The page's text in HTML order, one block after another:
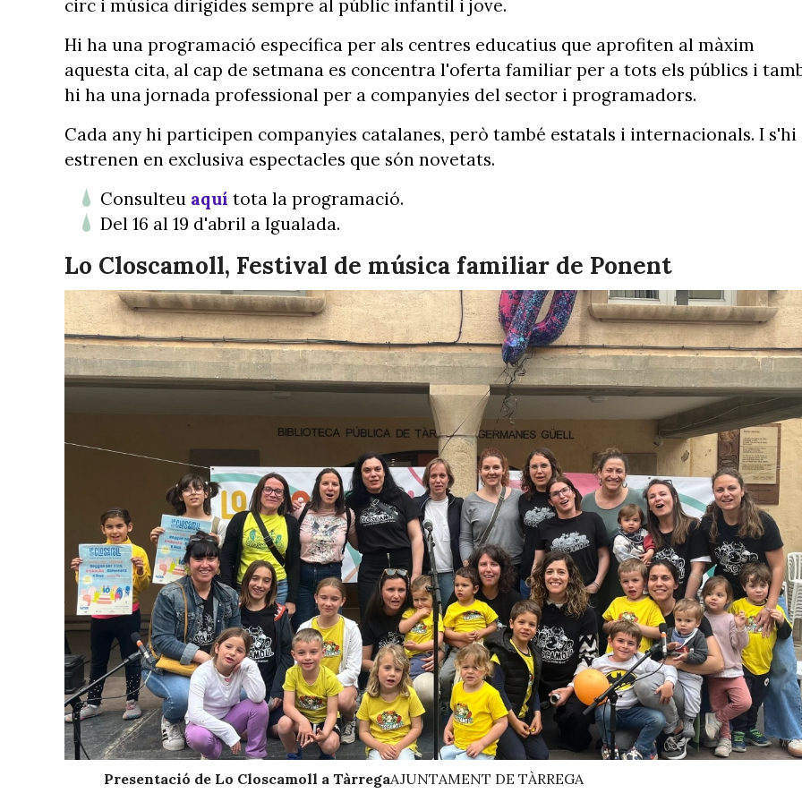
circ i música dirigides sempre al públic infantil i jove.
Hi ha una programació específica per als centres educatius que aprofiten al màxim
aquesta cita, al cap de setmana es concentra l'oferta familiar per a tots els públics i
hi ha una jornada professional per a companyies del sector i programadors.
Cada any hi participen companyies catalanes, però també estatals i internacionals. I s'hi
estrenen en exclusiva espectacles que són novetats.
Consulteu aquí tota la programació.
Del 16 al 19 d'abril a Igualada.
Lo Closcamoll, Festival de música familiar de Ponent
Presentació de Lo Closcamoll a TàrregaAJUNTAMENT DE TÀRREGA